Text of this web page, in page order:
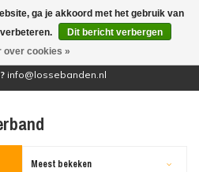
(0)
info@lossebanden.nl
Meest bekeken
ga je akkoord met het gebruik van
Dit bericht verbergen
over cookies »